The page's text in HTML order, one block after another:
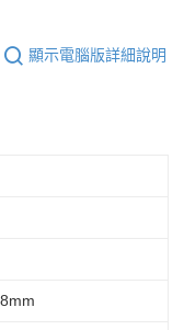
顯示電腦版詳細說明